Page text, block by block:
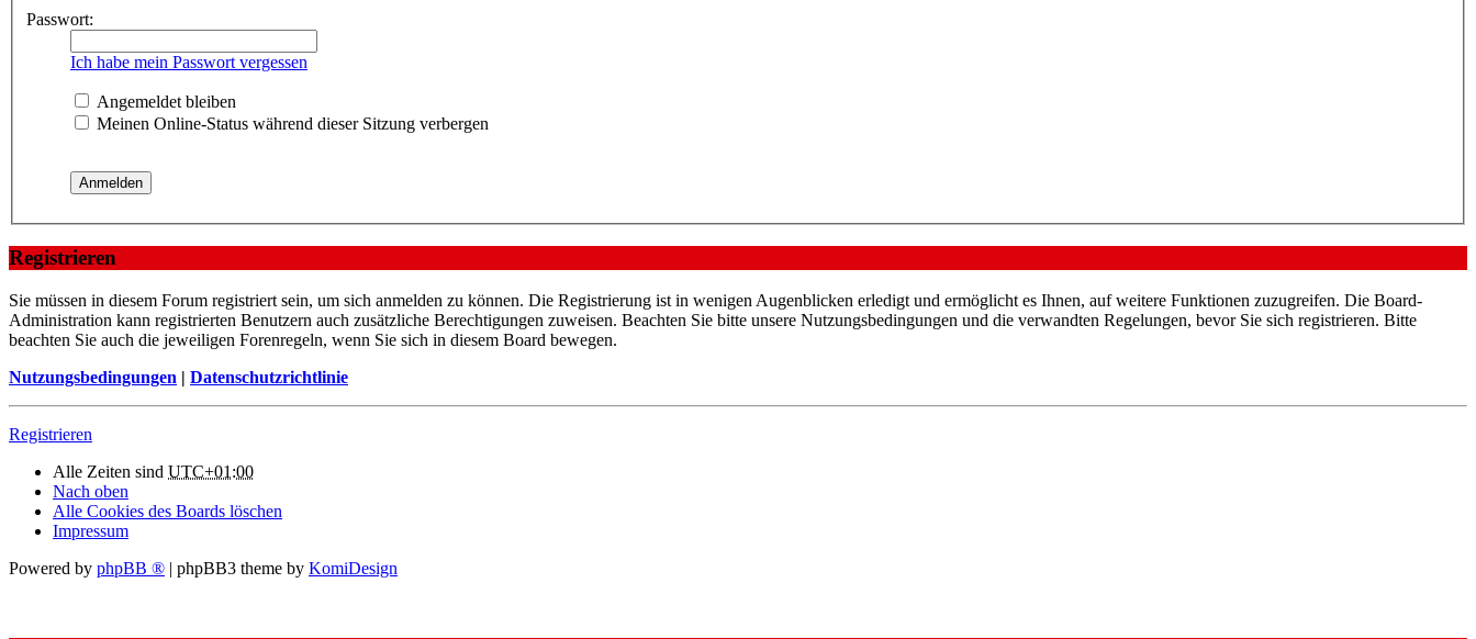
Passwort:
Ich habe mein Passwort vergessen
Angemeldet bleiben
Meinen Online-Status während dieser Sitzung verbergen
Registrieren
Sie müssen in diesem Forum registriert sein, um sich anmelden zu können. Die Registrierung ist in wenigen Augenblicken erledigt und ermöglicht es Ihnen, auf weitere Funktionen zuzugreifen. Die Board-
Administration kann registrierten Benutzern auch zusätzliche Berechtigungen zuweisen. Beachten Sie bitte unsere Nutzungsbedingungen und die verwandten Regelungen, bevor Sie sich registrieren. Bitte
beachten Sie auch die jeweiligen Forenregeln, wenn Sie sich in diesem Board bewegen.
Nutzungsbedingungen | Datenschutzrichtlinie
Registrieren
Alle Zeiten sind UTC+01:00
Nach oben
Alle Cookies des Boards löschen
Impressum
Powered by phpBB ® | phpBB3 theme by KomiDesign